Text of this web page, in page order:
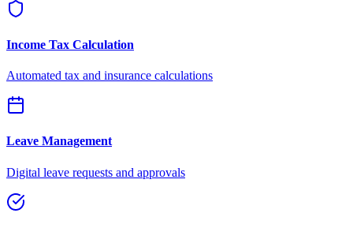
Income Tax Calculation
Automated tax and insurance calculations
Leave Management
Digital leave requests and approvals